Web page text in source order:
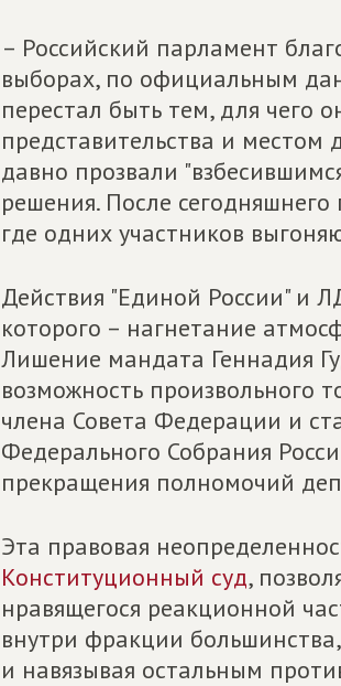
– Российский парламент
выборах, по официальным
перестал быть тем, для чего
представительства и местом
давно прозвали
решения. После
где одних участников
Действия "Единой России" и
которого – нагнетание
Лишение мандата Геннадия
возможность произвольного
члена Совета Федерации и
Федерального Собрания
прекращения полномочий
Эта правовая
Конституционный суд,
нравящегося реакционной
внутри фракции
и навязывая остальным